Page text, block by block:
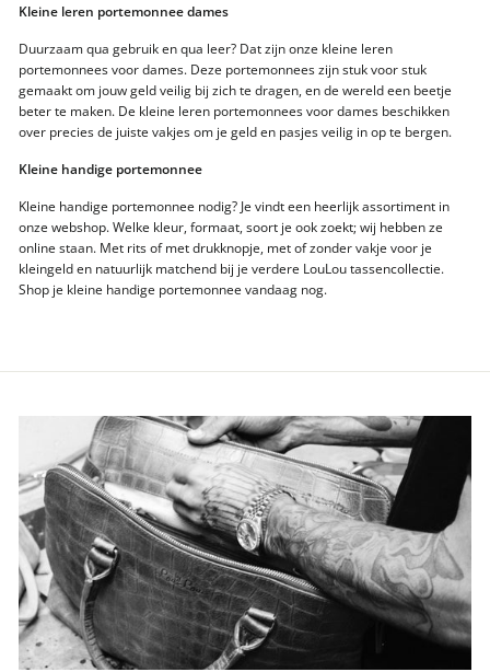
Kleine leren portemonnee dames
Duurzaam qua gebruik en qua leer? Dat zijn onze kleine leren
portemonnees voor dames. Deze portemonnees zijn stuk voor stuk
gemaakt om jouw geld veilig bij zich te dragen, en de wereld een beetje
beter te maken. De kleine leren portemonnees voor dames beschikken
over precies de juiste vakjes om je geld en pasjes veilig in op te bergen.
Kleine handige portemonnee
Kleine handige portemonnee nodig? Je vindt een heerlijk assortiment in
onze webshop. Welke kleur, formaat, soort je ook zoekt; wij hebben ze
online staan. Met rits of met drukknopje, met of zonder vakje voor je
kleingeld en natuurlijk matchend bij je verdere LouLou tassencollectie.
Shop je kleine handige portemonnee vandaag nog.